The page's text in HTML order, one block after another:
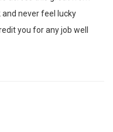
never feel lucky
you for any job well